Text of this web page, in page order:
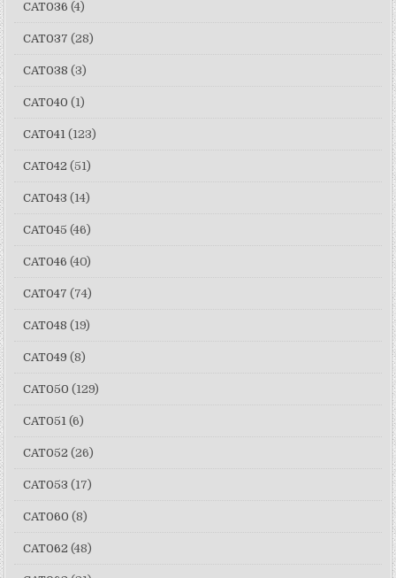
CAT036 (4)
CAT037 (28)
CAT038 (3)
CAT040 (1)
CAT041 (123)
CAT042 (51)
CAT043 (14)
CAT045 (46)
CAT046 (40)
CAT047 (74)
CAT048 (19)
CAT049 (8)
CAT050 (129)
CAT051 (6)
CAT052 (26)
CAT053 (17)
CAT060 (8)
CAT062 (48)